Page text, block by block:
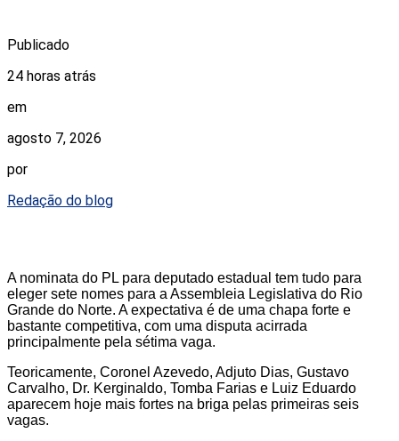
Publicado
24 horas atrás
em
agosto 7, 2026
por
Redação do blog
A nominata do PL para deputado estadual tem tudo para
eleger sete nomes para a Assembleia Legislativa do Rio
Grande do Norte. A expectativa é de uma chapa forte e
bastante competitiva, com uma disputa acirrada
principalmente pela sétima vaga.
Teoricamente, Coronel Azevedo, Adjuto Dias, Gustavo
Carvalho, Dr. Kerginaldo, Tomba Farias e Luiz Eduardo
aparecem hoje mais fortes na briga pelas primeiras seis
vagas.